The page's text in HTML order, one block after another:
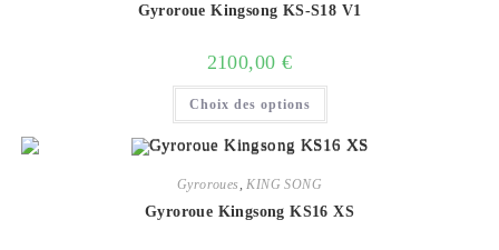
Gyroroue Kingsong KS-S18 V1
2100,00 €
Choix des options
Ce
a
plusieurs
variations.
être
Gyroroues,KING SONG
Gyroroue Kingsong KS16 XS